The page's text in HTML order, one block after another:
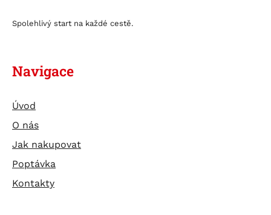
Spolehlivý start na každé cestě.
Navigace
Úvod
O nás
Jak nakupovat
Poptávka
Kontakty